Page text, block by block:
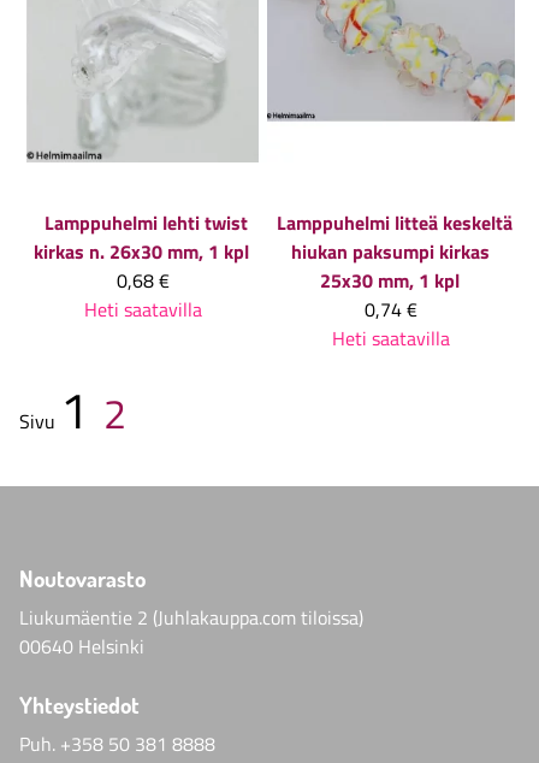
Lamppuhelmi lehti twist
kirkas n. 26x30 mm, 1 kpl
0,68 €
Heti saatavilla
Lamppuhelmi litteä keskeltä
hiukan paksumpi kirkas
25x30 mm, 1 kpl
0,74 €
Heti saatavilla
Sivu 1 2
Noutovarasto
Liukumäentie 2 (Juhlakauppa.com tiloissa)
00640 Helsinki
Yhteystiedot
Puh. +358 50 381 8888